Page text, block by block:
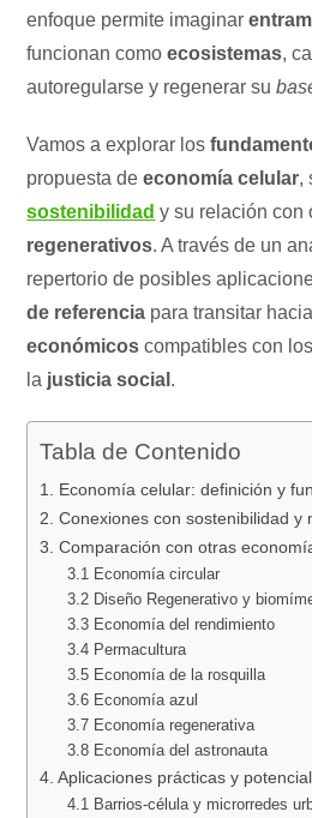
enfoque permite imaginar
funcionan comoecosistemas,
autoregularse y regenerar su
Vamos a explorar los
propuesta deeconomía celular,
sostenibilidad y su relación con
regenerativos. A través de un
repertorio de posibles
de referencia para transitar hacia
económicos compatibles con los
la justicia social .
Tabla de Contenido
1. Economía celular: definición y
2. Conexiones con sostenibilidad y
3. Comparación con otras
3.1 Economía circular
3.2 Diseño Regenerativo y
3.3 Economía del rendimiento
3.4 Permacultura
3.5 Economía de la rosquilla
3.6 Economía azul
3.7 Economía regenerativa
3.8 Economía del astronauta
4. Aplicaciones prácticas y
4.1 Barrios‑célula y microrredes